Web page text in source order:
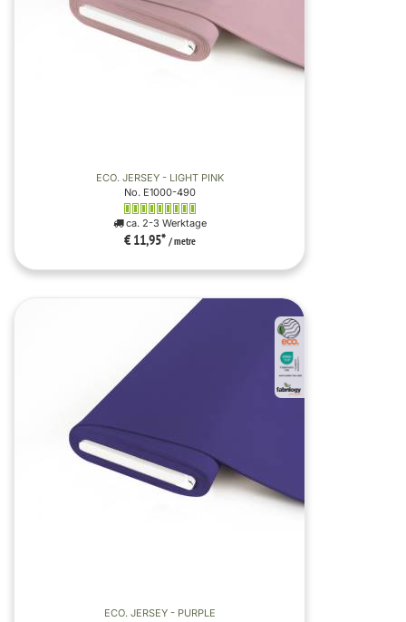
ECO. JERSEY - LIGHT PINK
No. E1000-490
ca. 2-3 Werktage
€ 11,95* / metre
ECO. JERSEY - PURPLE